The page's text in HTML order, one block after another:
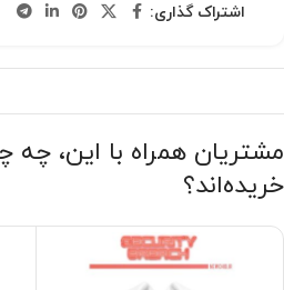
اشتراک گذاری:
مشتریان همراه با این، چه
خریده‌اند؟